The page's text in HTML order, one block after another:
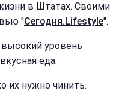
в Штатах. Своими
"Сегодня.Lifestyle".
уровень
еда.
их нужно чинить.